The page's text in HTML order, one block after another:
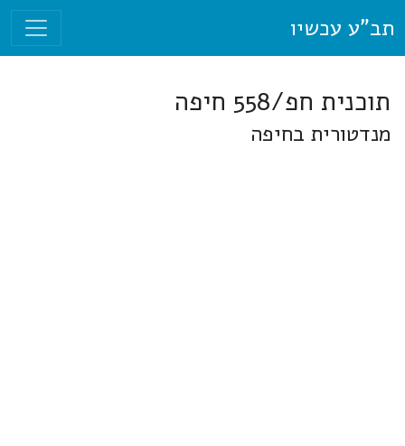
תב"ע עכשיו
תוכנית חפ/558 חיפה
מנדטורית בחיפה